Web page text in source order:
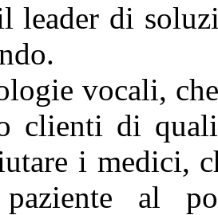
leader di
vocali,
clienti di
i medici,
al